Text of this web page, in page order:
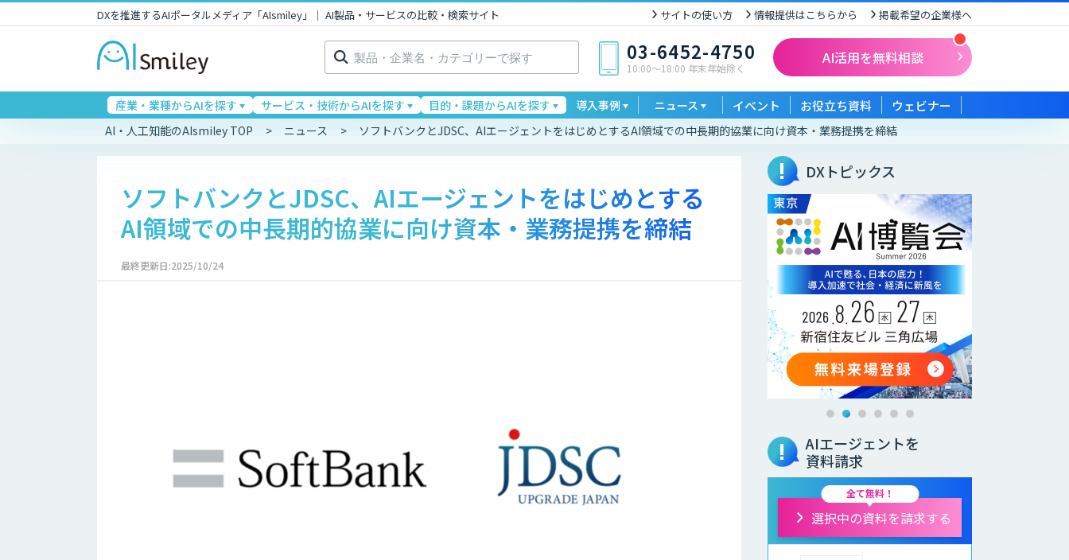
DXを推進するAIポータルメディア「AIsmiley」｜ AI製品・サービスの比較・検索サイト サイトの使い方 情報提供はこちらから 掲載希望の企業様へ
検
索: 03-6452-4750
10:00〜18:00 年末年始除く
AI活用を無料相談
産業・業種からAIを探す サービス・技術からAIを探す 目的・課題からAIを探す 導入事例 ニュース イベント お役立ち資料 ウェビナー
AI・人工知能のAIsmiley TOP ニュース ソフトバンクとJDSC、AIエージェントをはじめとするAI領域での中長期的協業に向け資本・業務提携を締結
ソフトバンクとJDSC、AIエージェントをはじめとする
AI領域での中長期的協業に向け資本・業務提携を締結
最終更新日:2025/10/24
DXトピックス
AIエージェントを
資料請求
全て無料！
選択中の資料を請求する